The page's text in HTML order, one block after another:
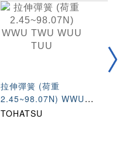
拉伸彈簧 (荷重
2.45~98.07N) WWU
TWU WUU TUU
TOHATSU